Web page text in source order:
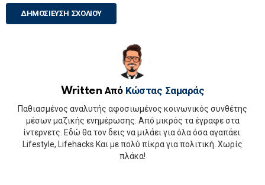
Written Από Κώστας Σαμαράς
Παθιασμένος αναλυτής αφοσιωμένος κοινωνικός συνθέτης
μέσων μαζικής ενημέρωσης. Από μικρός τα έγραφε στα
ίντερνετς. Εδώ θα τον δεις να μιλάει για όλα όσα αγαπάει:
Lifestyle, Lifehacks Και με πολύ πίκρα για πολιτική. Χωρίς
πλάκα!